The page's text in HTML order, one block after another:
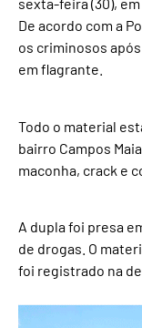
sexta-feira (30),
De acordo com a
os criminosos
em flagrante.
Todo o material
bairro Campos
maconha, crack e
A dupla foi presa
de drogas. O
foi registrado na